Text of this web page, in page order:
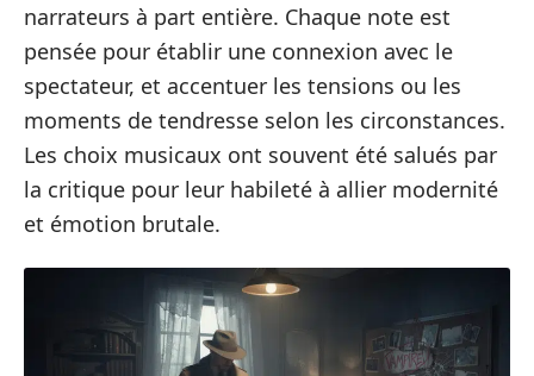
narrateurs à part entière. Chaque note est
pensée pour établir une connexion avec le
spectateur, et accentuer les tensions ou les
moments de tendresse selon les circonstances.
Les choix musicaux ont souvent été salués par
la critique pour leur habileté à allier modernité
et émotion brutale.